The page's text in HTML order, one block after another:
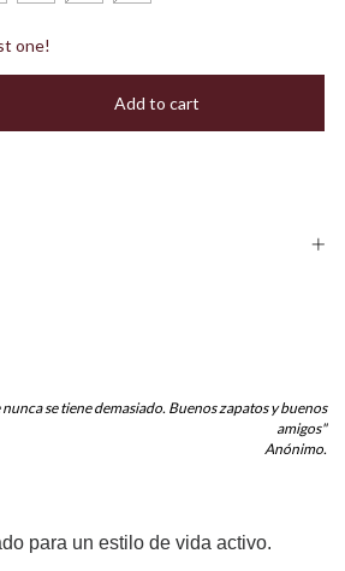
one!
nunca se tiene demasiado. Buenos zapatos y buenos
amigos"
Anónimo.
para un estilo de vida activo.